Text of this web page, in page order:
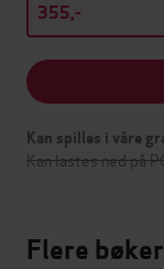
355,-
Kan spilles i våre
Kan lastes ned på
Flere